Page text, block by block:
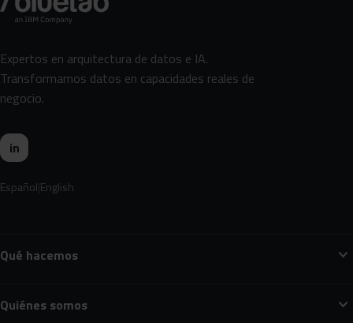
Expertos en arquitectura de datos e IA.
Transformamos datos en capacidades reales de
negocio.
in
Español English
Qué hacemos expand_more
Quiénes somos expand_more